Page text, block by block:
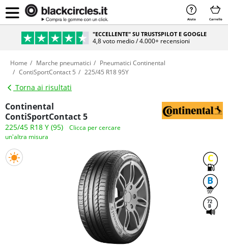
Aiuto Carrello
"ECCELLENTE" SU TRUSTSPILOT E GOOGLE
4,8 voto medio / 4.000+ recensioni
Home Marche pneumatici
Pneumatici Continental
ContiSportContact 5
225/45 R18 95Y
Torna ai risultati
Continental
ContiSportContact 5
225/45 R18 Y (95)
Clicca per cercare
un'altra misura
C
B
72
B